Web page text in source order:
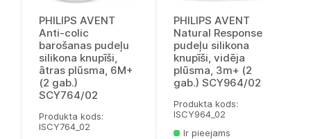
PHILIPS AVENT
Anti-colic
barošanas pudeļu
silikona knupīši,
ātras plūsma, 6M+
(2 gab.)
SCY764/02
Produkta kods:
lSCY764_02
PHILIPS AVENT
Natural Response
pudeļu silikona
knupīši, vidēja
plūsma, 3m+ (2
gab.) SCY964/02
Produkta kods:
lSCY964_02
Ir pieejams